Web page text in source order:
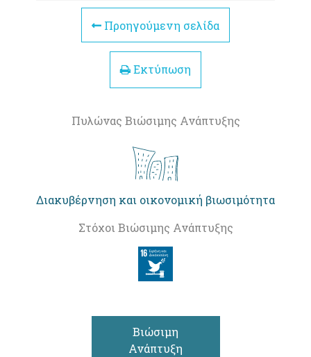
Προηγούμενη σελίδα
Εκτύπωση
Πυλώνας Βιώσιμης Ανάπτυξης
Διακυβέρνηση και οικονομική βιωσιμότητα
Στόχοι Βιώσιμης Ανάπτυξης
Βιώσιμη
Ανάπτυξη